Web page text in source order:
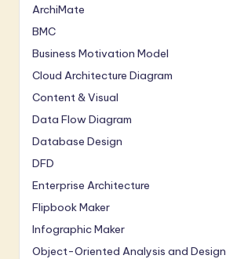
ArchiMate
BMC
Business Motivation Model
Cloud Architecture Diagram
Content & Visual
Data Flow Diagram
Database Design
DFD
Enterprise Architecture
Flipbook Maker
Infographic Maker
Object-Oriented Analysis and Design